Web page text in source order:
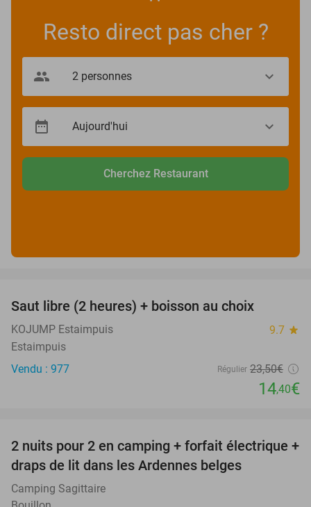
Resto direct pas cher ?
Cherchez Restaurant
Saut libre (2 heures) + boisson au choix
KOJUMP Estaimpuis 9.7 star
Estaimpuis
Vendu : 977
Régulier 23,50€
14,40€
33%
2 nuits pour 2 en camping + forfait électrique +
draps de lit dans les Ardennes belges
Camping Sagittaire